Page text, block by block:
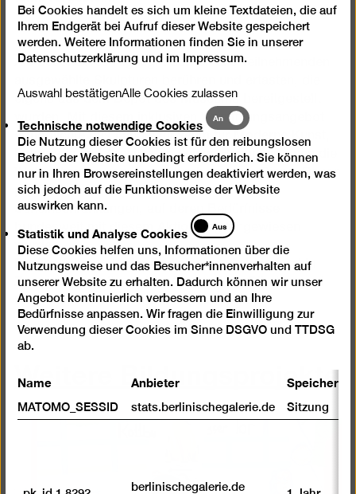
Als besonderes Highlight durften alle Teilnehmenden
eigens aus dem Depot des Museums bereitgestellt
wurden. Mit diesem inklusiven Vermittlungsangebot
ermöglichte das Landesmuseum für Moderne Kunst,
Fotografie und Architektur, seinen Besucher*innen die
Wahrnehmung von Kunst durch mehrere Sinne. Davon
profitierten vor allem Menschen mit
Seheinschränkungen, auf deren Bedürfnisse
bundesweit mit diesem Aktionstag hingewiesen
wurde.
Die Tastführung in der Berlinischen Galerie fand in
Zusammenarbeit mit dem Allgemeinen Blinden- und
Sehbehindertenverein Berlin (ABSV) statt.
Weitere Bildungsprojekte
Bei Cookies handelt es sich um kleine Textdateien, die auf
Ihrem Endgerät bei Aufruf dieser Website gespeichert
werden. Weitere Informationen finden Sie in unserer
Datenschutzerklärung und im Impressum.
Auswahl bestätigenAlle Cookies zulassen
Technische notwendige Cookies
Technische
notwendige
Cookies
An
Die Nutzung dieser Cookies ist für den reibungslosen
Betrieb der Website unbedingt erforderlich. Sie können
nur in Ihren Browsereinstellungen deaktiviert werden, was
sich jedoch auf die Funktionsweise der Website
auswirken kann.
Statistik und Analyse Cookies
Statistik
und
Analyse
Cookies
Aus
Diese Cookies helfen uns, Informationen über die
Nutzungsweise und das Besucher*innenverhalten auf
unserer Website zu erhalten. Dadurch können wir unser
Angebot kontinuierlich verbessern und an Ihre
Bedürfnisse anpassen. Wir fragen die Einwilligung zur
Verwendung dieser Cookies im Sinne DSGVO und TTDSG
ab.
Name Anbieter
MATOMO_SESSID stats.berlinischegalerie.de Sitzung
berlinischegalerie.de